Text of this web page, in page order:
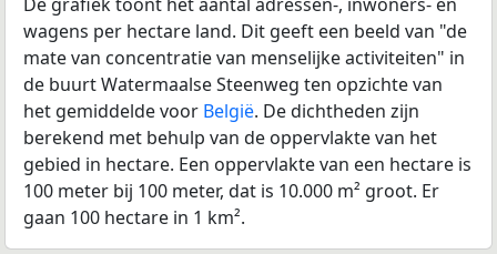
wagens per hectare land. Dit geeft een beeld van "de
mate van concentratie van menselijke activiteiten" in
de buurt Watermaalse Steenweg ten opzichte van
het gemiddelde voor België. De dichtheden zijn
berekend met behulp van de oppervlakte van het
gebied in hectare. Een oppervlakte van een hectare is
100 meter bij 100 meter, dat is 10.000 m² groot. Er
gaan 100 hectare in 1 km².